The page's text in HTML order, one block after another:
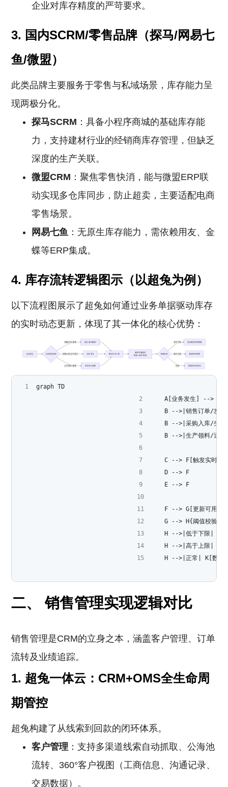
企业对库存精度的严苛要求。
3. 国内SCRM/零售品牌（探马/网易七
鱼/微盟）
此类品牌主要服务于零售与私域场景，库存能力呈
现两极分化。
探马SCRM ：具备小程序商城的基础库存能
力，支持建材行业的经销商库存管理，但缺乏
深度的生产关联。
微盟CRM ：聚焦零售快消，能与微盟ERP联
动实现多仓库同步，防止超卖，主要适配电商
零售场景。
网易七鱼 ：无原生库存能力，需依赖用友、金
蝶等ERP集成。
4. 库存流转逻辑图示（以超兔为例）
以下流程图展示了超兔如何通过业务单据驱动库存
的实时动态更新，体现了其一体化的核心优势：
graph TD
A[业务发生] --> B{
B -->|销售订单/发货
B -->|采购入库/生产
B -->|生产领料/退货
C --> F[触发实时计
    D --> F
    E --> F
F --> G[更新可用库
    G --> H{阈值校验}
H -->|低于下限| I[
H -->|高于上限| J[
H -->|正常| K[数据
二、 销售管理实现逻辑对比
销售管理是CRM的立身之本，涵盖客户管理、订单
流转及业绩追踪。
1. 超兔一体云：CRM+OMS全生命周
期管控
超兔构建了从线索到回款的闭环体系。
客户管理 ：支持多渠道线索自动抓取、公海池
流转、360°客户视图（工商信息、沟通记录、
交易数据）。